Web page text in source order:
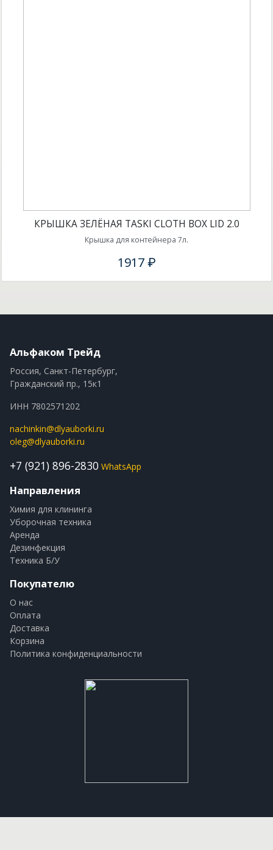
КРЫШКА ЗЕЛЁНАЯ TASKI CLOTH BOX LID 2.0
Крышка для контейнера 7л.
1917 ₽
Альфаком Трейд
Россия, Санкт-Петербург,
Гражданский пр., 15к1
ИНН 7802571202
nachinkin@dlyauborki.ru
oleg@dlyauborki.ru
+7 (921) 896-2830 WhatsApp
Направления
Химия для клининга
Уборочная техника
Аренда
Дезинфекция
Техника Б/У
Покупателю
О нас
Оплата
Доставка
Корзина
Политика конфиденциальности